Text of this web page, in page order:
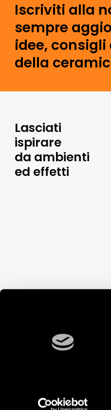
Iscriviti alla
sempre
idee,
della
Lasciati
ispirare
da ambienti
ed effetti
© 2026 FAP CERAMICHE, Via